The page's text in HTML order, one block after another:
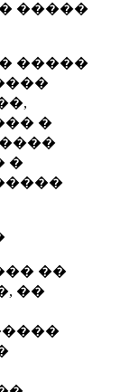
�����
�����
�
�
��
��